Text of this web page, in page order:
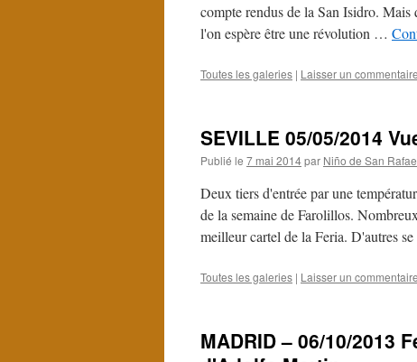
compte rendus de la San Isidro.
l'on espère être une révolution …
Toutes les galeries | Laisser un commentaire
SEVILLE 05/05/2014
Publié le 7 mai 2014par Niño de San
Deux tiers d'entrée par une
de la semaine de Farolillos.
meilleur cartel de la Feria. D'autres
Toutes les galeries | Laisser un commentaire
MADRID – 06/10/2013